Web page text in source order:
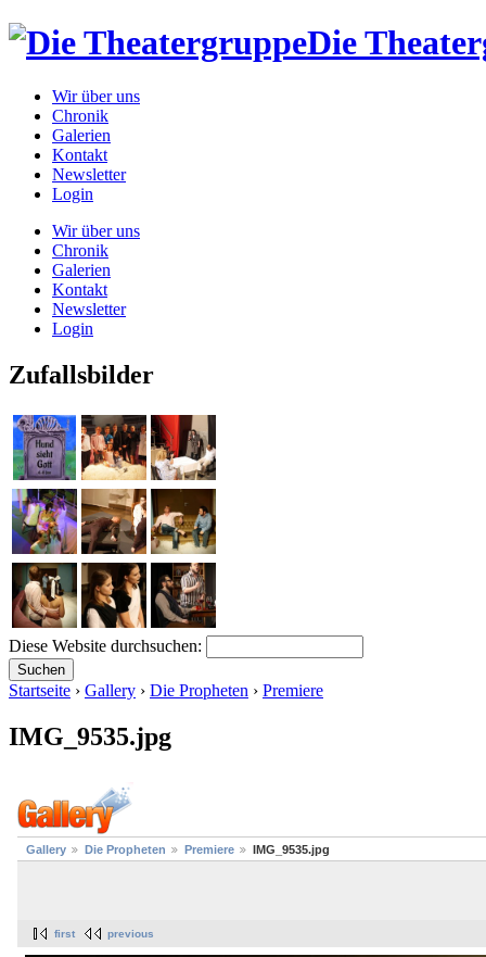
Die
Wir über uns
Chronik
Galerien
Kontakt
Newsletter
Login
Wir über uns
Chronik
Galerien
Kontakt
Newsletter
Login
Zufallsbilder
Diese Website durchsuchen:
Startseite › Gallery › Die Propheten › Premiere
IMG_9535.jpg
Gallery Die Propheten Premiere IMG_9535.jpg
first previous